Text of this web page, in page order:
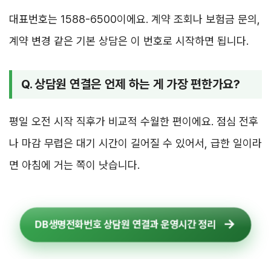
대표번호는 1588-6500이에요. 계약 조회나 보험금 문의,
계약 변경 같은 기본 상담은 이 번호로 시작하면 됩니다.
Q. 상담원 연결은 언제 하는 게 가장 편한가요?
평일 오전 시작 직후가 비교적 수월한 편이에요. 점심 전후
나 마감 무렵은 대기 시간이 길어질 수 있어서, 급한 일이라
면 아침에 거는 쪽이 낫습니다.
DB생명전화번호 상담원 연결과 운영시간 정리